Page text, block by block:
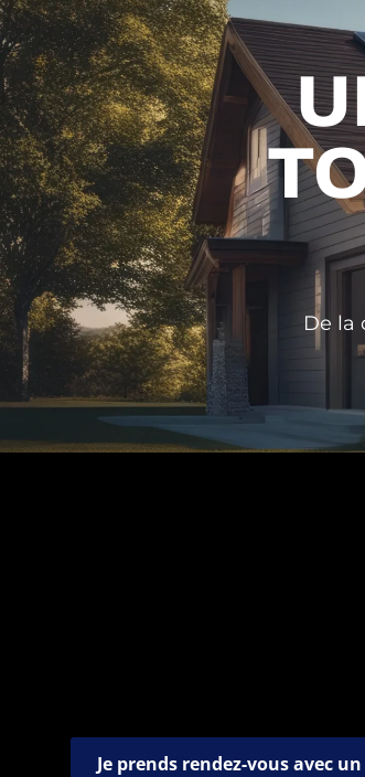
De la
Je prends rendez-vous avec